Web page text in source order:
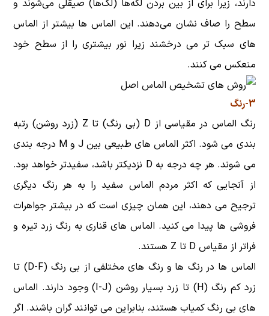
دارند، زیرا برای از بین بردن لکه‌ها (لک‌ها) صیقلی می‌شوند و
سطح را صاف نشان می‌دهند. این الماس ها بیشتر از الماس
های سبک تر می درخشند زیرا نور بیشتری را از سطح خود
منعکس می کنند.
3-رنگ
رنگ الماس در مقیاسی از D (بی رنگ) تا Z (زرد روشن) رتبه
بندی می شود. اکثر الماس های طبیعی بین J و M درجه بندی
می شوند. هر چه درجه به D نزدیکتر باشد، سفیدتر خواهد بود.
از آنجایی که اکثر مردم الماس سفید را به هر رنگ دیگری
ترجیح می دهند، این همان چیزی است که در بیشتر جواهرات
فروشی ها پیدا می کنید. الماس های قناری به رنگ زرد تیره و
فراتر از مقیاس D تا Z هستند.
الماس ها در رنگ ها و رنگ های مختلفی از بی رنگ (D-F) تا
زرد کم رنگ (H) تا زرد بسیار روشن (I-J) وجود دارند. الماس
های بی رنگ کمیاب هستند، بنابراین می توانند گران باشند. اگر